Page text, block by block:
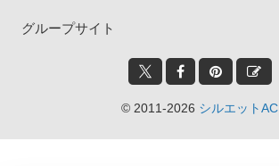
グループサイト
© 2011-2026 シルエットAC